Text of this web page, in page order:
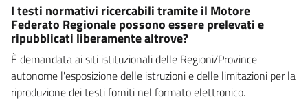
I testi normativi ricercabili tramite il Motore
Federato Regionale possono essere prelevati e
ripubblicati liberamente altrove?
È demandata ai siti istituzionali delle Regioni/Province
autonome l'esposizione delle istruzioni e delle limitazioni per la
riproduzione dei testi forniti nel formato elettronico.